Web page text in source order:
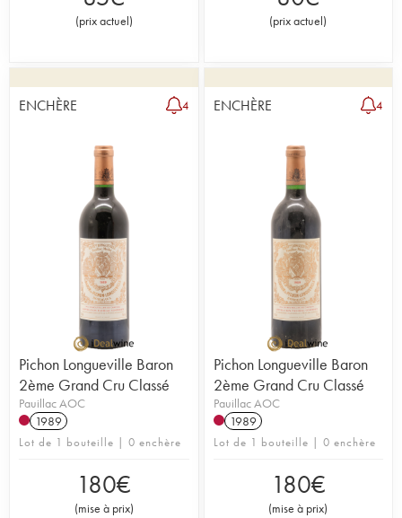
(prix actuel) (prix actuel)
ENCHÈRE 4
Pichon Longueville Baron
2ème Grand Cru Classé
Pauillac AOC
1989
Lot de 1 bouteille | 0 enchère
180€
(mise à prix)
ENCHÈRE 4
Pichon Longueville Baron
2ème Grand Cru Classé
Pauillac AOC
1989
Lot de 1 bouteille | 0 enchère
180€
(mise à prix)